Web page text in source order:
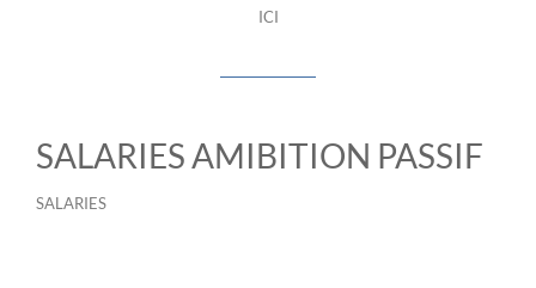
ICI
SALARIES AMIBITION PASSIF
SALARIES